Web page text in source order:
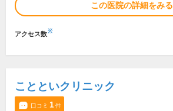
この医院の詳細をみる
アクセス数※
ことといクリニック
口コミ 1件